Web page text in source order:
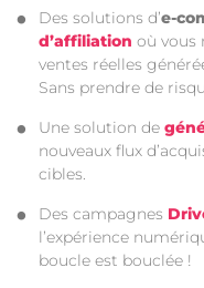
Des solutions d’e-
d’affiliation où vous
ventes réelles
Sans prendre de
Une solution de
nouveaux flux
cibles.
Des campagnes
l’expérience
boucle est bouclée !